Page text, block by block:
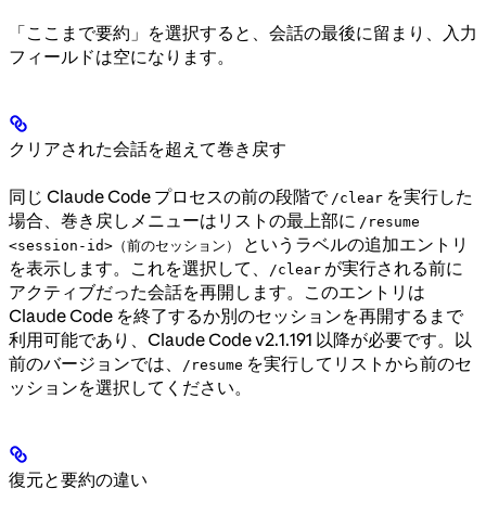
「ここまで要約」を選択すると、会話の最後に留まり、入力
フィールドは空になります。
クリアされた会話を超えて巻き戻す
同じ Claude Code プロセスの前の段階で /clear を実行した
場合、巻き戻しメニューはリストの最上部に /resume
<session-id>（前のセッション）
というラベルの追加エントリ
を表示します。これを選択して、
/clear が実行される前に
アクティブだった会話を再開します。このエントリは
Claude Code を終了するか別のセッションを再開するまで
利用可能であり、Claude Code v2.1.191 以降が必要です。以
前のバージョンでは、
/resume を実行してリストから前のセ
ッションを選択してください。
復元と要約の違い